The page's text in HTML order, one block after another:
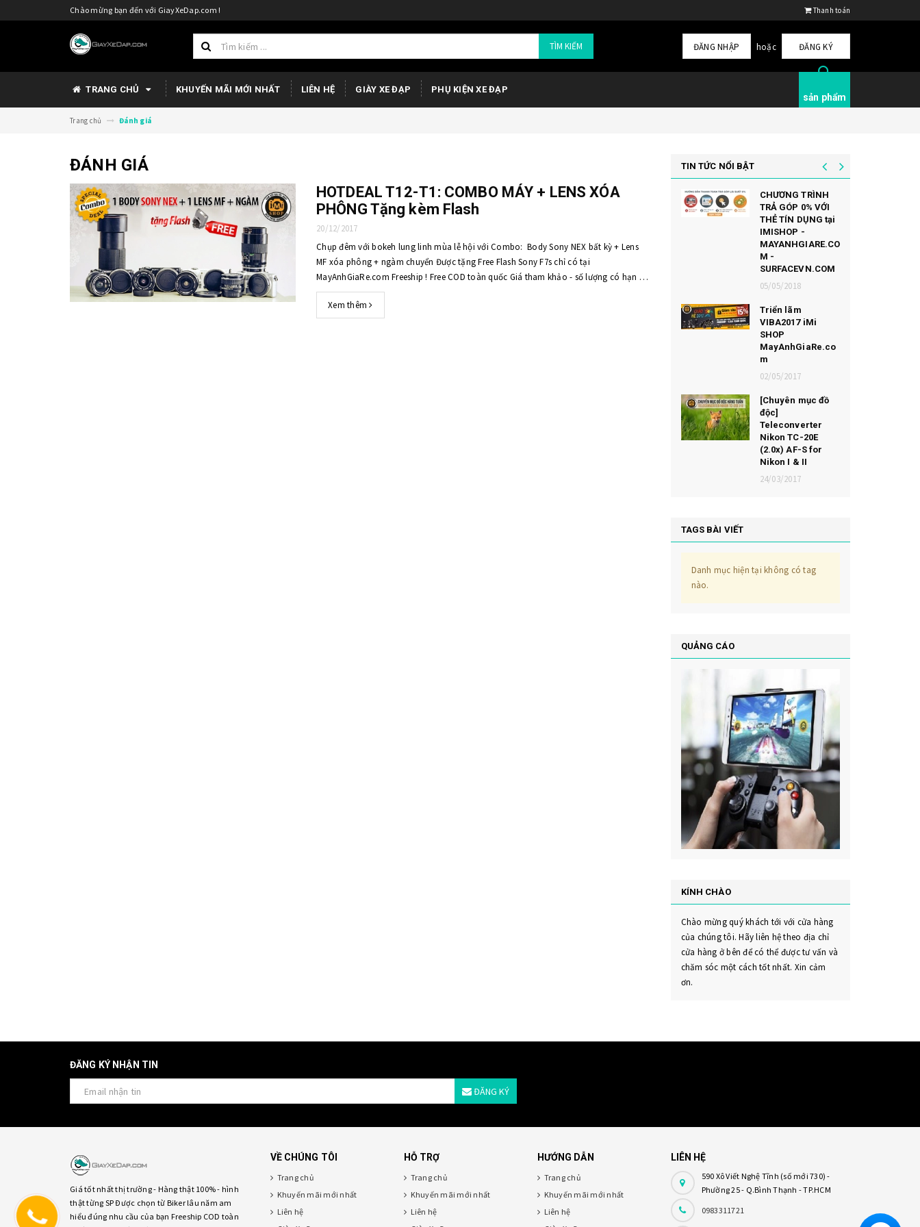
Chào mừng bạn đến với GiayXeDap.com ! Thanh toán
TÌM KIẾM ĐĂNG NHẬP hoặc ĐĂNG KÝ
TRANG CHỦ KHUYẾN MÃI MỚI NHẤT LIÊN HỆ GIÀY XE ĐẠP PHỤ KIỆN XE ĐẠP
sản phẩm
Trang chủ Đánh giá
ĐÁNH GIÁ
HOTDEAL T12-T1: COMBO MÁY + LENS XÓA
PHÔNG Tặng kèm Flash
20/12/2017
Chụp đêm với bokeh lung linh mùa lễ hội với Combo: Body Sony NEX bất kỳ + Lens
MF xóa phông + ngàm chuyển Được tặng Free Flash Sony F7s chỉ có tại
MayAnhGiaRe.com Freeship ! Free COD toàn quốc Giá tham khảo - số lượng có hạn -
CLICK LINK đặt hàng ngay: BODY SONY NEX (E-MOUN...
Xem thêm
TIN TỨC NỔI BẬT
CHƯƠNG TRÌNH
TRẢ GÓP 0% VỚI
THẺ TÍN DỤNG tại
IMISHOP -
MAYANHGIARE.CO
M -
SURFACEVN.COM
05/05/2018
Triển lãm
VIBA2017 iMi
SHOP
MayAnhGiaRe.co
m
02/05/2017
[Chuyên mục đồ
độc]
Teleconverter
Nikon TC-20E
(2.0x) AF-S for
Nikon I & II
24/03/2017
TAGS BÀI VIẾT
Danh mục hiện tại không có tag
nào.
QUẢNG CÁO
KÍNH CHÀO
Chào mừng quý khách tới với cửa hàng
của chúng tôi. Hãy liên hệ theo địa chỉ
cửa hàng ở bên để có thể được tư vấn và
chăm sóc một cách tốt nhất. Xin cảm
ơn.
ĐĂNG KÝ NHẬN TIN
ĐĂNG KÝ
Giá tốt nhất thị trường - Hàng thật 100% - hình
thật từng SP Được chọn từ Biker lâu năm am
hiểu đúng nhu cầu của bạn Freeship COD toàn
VỀ CHÚNG TÔI
Trang chủ
Khuyến mãi mới nhất
Liên hệ
HỖ TRỢ
Trang chủ
Khuyến mãi mới nhất
Liên hệ
HƯỚNG DẪN
Trang chủ
Khuyến mãi mới nhất
Liên hệ
LIÊN HỆ
590 Xô Viết Nghệ Tĩnh (số mới 730) -
Phường 25 - Q.Bình Thạnh - TP.HCM
0983311721